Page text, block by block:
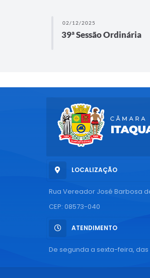
02/12/2025
39ª Sessão Ordinária
LOCALIZAÇÃO
Rua Vereador José Barbosa
CEP: 08573-040
ATENDIMENTO
De segunda a sexta-feira, das